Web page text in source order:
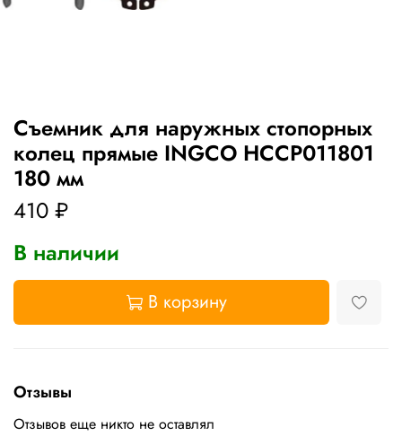
Съемник для наружных стопорных
колец прямые INGCO HCCP011801
180 мм
410 ₽
В наличии
В корзину
Отзывы
Отзывов еще никто не оставлял